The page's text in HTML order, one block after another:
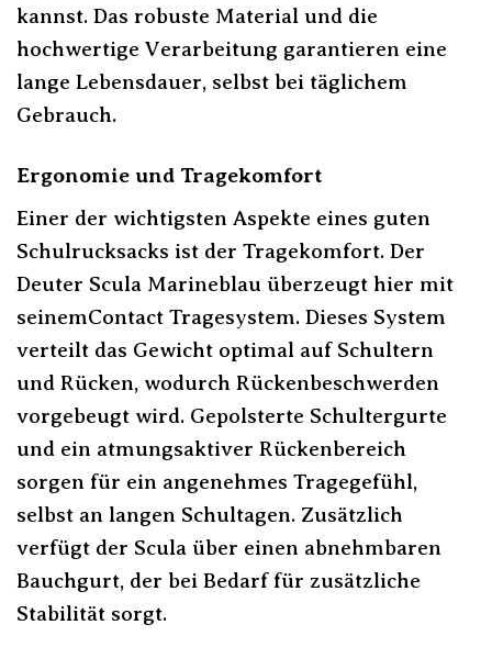
kannst. Das robuste Material und die
hochwertige Verarbeitung garantieren eine
lange Lebensdauer, selbst bei täglichem
Gebrauch.
Ergonomie und Tragekomfort
Einer der wichtigsten Aspekte eines guten
Schulrucksacks ist der Tragekomfort. Der
Deuter Scula Marineblau überzeugt hier mit
seinemContact Tragesystem. Dieses System
verteilt das Gewicht optimal auf Schultern
und Rücken, wodurch Rückenbeschwerden
vorgebeugt wird. Gepolsterte Schultergurte
und ein atmungsaktiver Rückenbereich
sorgen für ein angenehmes Tragegefühl,
selbst an langen Schultagen. Zusätzlich
verfügt der Scula über einen abnehmbaren
Bauchgurt, der bei Bedarf für zusätzliche
Stabilität sorgt.